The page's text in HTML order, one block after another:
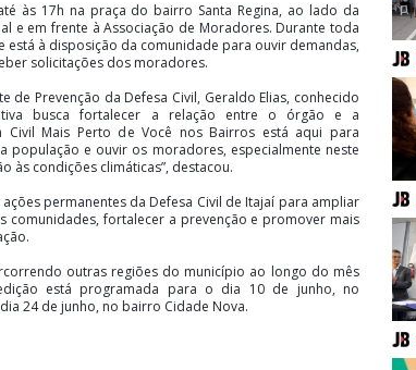
às 17h na praça do bairro Santa Regina, ao lado da
e em frente à Associação de Moradores. Durante toda
está à disposição da comunidade para ouvir demandas,
solicitações dos moradores.
de Prevenção da Defesa Civil, Geraldo Elias, conhecido
busca fortalecer a relação entre o órgão e a
Civil Mais Perto de Você nos Bairros está aqui para
população e ouvir os moradores, especialmente neste
às condições climáticas”, destacou.
permanentes da Defesa Civil de Itajaí para ampliar
comunidades, fortalecer a prevenção e promover mais
outras regiões do município ao longo do mês
está programada para o dia 10 de junho, no
24 de junho, no bairro Cidade Nova.